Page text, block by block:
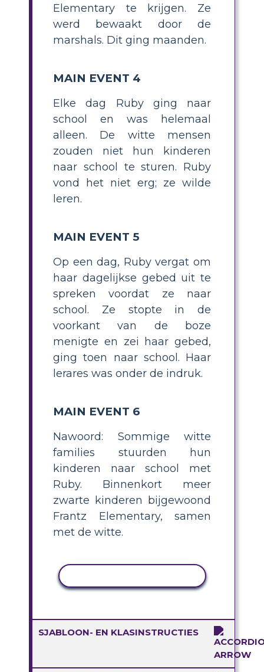
Elementary te krijgen. Ze
werd bewaakt door de
marshals. Dit ging maanden.
MAIN EVENT 4
Elke dag Ruby ging naar
school en was helemaal
alleen. De witte mensen
zouden niet hun kinderen
naar school te sturen. Ruby
vond het niet erg; ze wilde
leren.
MAIN EVENT 5
Op een dag, Ruby vergat om
haar dagelijkse gebed uit te
spreken voordat ze naar
school. Ze stopte in de
voorkant van de boze
menigte en zei haar gebed,
ging toen naar school. Haar
lerares was onder de indruk.
MAIN EVENT 6
Nawoord: Sommige witte
families stuurden hun
kinderen naar school met
Ruby. Binnenkort meer
zwarte kinderen bijgewoond
Frantz Elementary, samen
met de witte.
SJABLOON- EN KLASINSTRUCTIES